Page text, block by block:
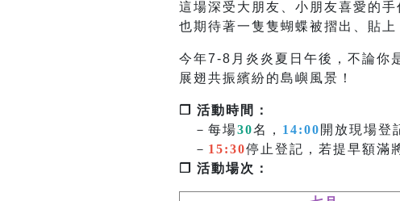
這場深受大朋友、小朋友喜愛的
也期待著一隻隻蝴蝶被摺出、貼
今年7-8月炎炎夏日午後，不論你
展翅共振繽紛的島嶼風景！
❐ 活動時間：
－每場30名， 14:00 開放現場登
－ 15:30停止登記，若提早額滿
❐ 活動場次：